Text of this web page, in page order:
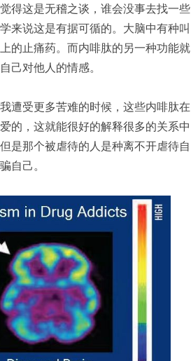
得这是无稽之谈，谁会没事去找一些
来说这是有据可循的。大脑中有种叫
的止痛药。而内啡肽的另一种功能就
己对他人的情感。
遭受更多苦难的时候，这些内啡肽在
的，这就能很好的解释很多的关系中
是那个被虐待的人是种离不开虐待自
自己。